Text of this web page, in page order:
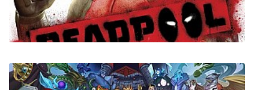
Devil May Cry 3 Dante's Awakening